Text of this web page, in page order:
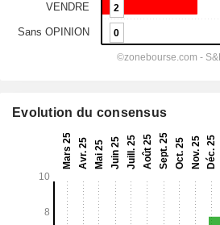
Evolution du consensus